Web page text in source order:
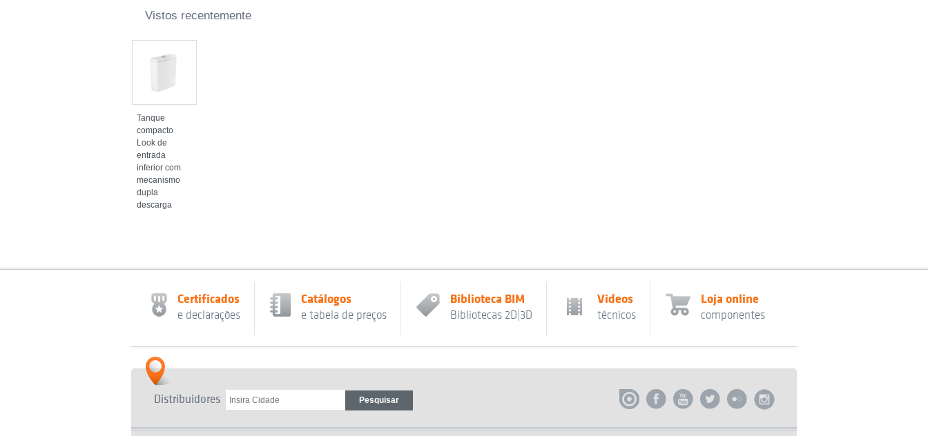
Vistos recentemente
Tanque
compacto
Look de
entrada
inferior com
mecanismo
dupla
descarga
Certificados
e declarações
Catálogos
e tabela de preços
Biblioteca BIM
Bibliotecas 2D|3D
Videos
técnicos
Loja online
componentes
Distribuidores